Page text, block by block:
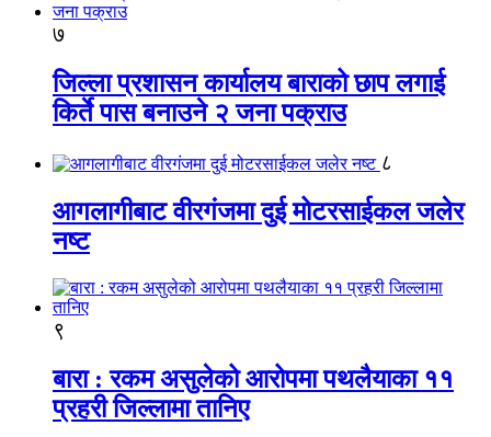
७
जिल्ला प्रशासन कार्यालय बाराको छाप लगाई
किर्ते पास बनाउने २ जना पक्राउ
८
आगलागीबाट वीरगंजमा दुई मोटरसाईकल जलेर
नष्ट
९
बारा : रकम असुलेको आरोपमा पथलैयाका ११
प्रहरी जिल्लामा तानिए